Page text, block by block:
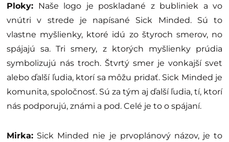
Ploky: Naše logo je poskladané z bubliniek a vo
vnútri v strede je napísané Sick Minded. Sú to
vlastne myšlienky, ktoré idú zo štyroch smerov, no
spájajú sa. Tri smery, z ktorých myšlienky prúdia
symbolizujú nás troch. Štvrtý smer je vonkajší svet
alebo ďalší ľudia, ktorí sa môžu pridať. Sick Minded je
komunita, spoločnosť. Sú za tým aj ďalší ľudia, tí, ktorí
nás podporujú, známi a pod. Celé je to o spájaní.
Mirka: Sick Minded nie je prvoplánový názov, je to